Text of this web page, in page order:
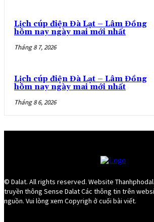
Lịch cúp điện Đà Lạt – Lâm Đồng
hôm nay ngày mai mới nhất
Tháng 8 7, 2026
Lịch cúp điện Đà Lạt – Lâm Đồng
hôm nay ngày mai mới nhất
Tháng 8 6, 2026
© Dalat. All rights reserved. Website
truyền thông Sense Dalat Các thông tin trên
nguồn. Vui lòng xem Copyrigh ở cuối bài viết.